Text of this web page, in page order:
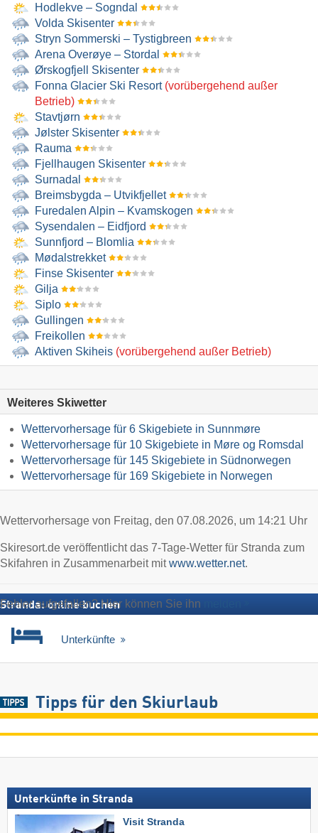
Hodlekve – Sogndal
Volda Skisenter
Stryn Sommerski – Tystigbreen
Arena Overøye – Stordal
Ørskogfjell Skisenter
Fonna Glacier Ski Resort (vorübergehend außer
Betrieb)
Stavtjørn
Jølster Skisenter
Rauma
Fjellhaugen Skisenter
Surnadal
Breimsbygda – Utvikfjellet
Furedalen Alpin – Kvamskogen
Sysendalen – Eidfjord
Sunnfjord – Blomlia
Mødalstrekket
Finse Skisenter
Gilja
Siplo
Gullingen
Freikollen
Aktiven Skiheis (vorübergehend außer Betrieb)
Weiteres Skiwetter
Wettervorhersage für 6 Skigebiete in Sunnmøre
Wettervorhersage für 10 Skigebiete in Møre og Romsdal
Wettervorhersage für 145 Skigebiete in Südnorwegen
Wettervorhersage für 169 Skigebiete in Norwegen
Wettervorhersage von Freitag, den 07.08.2026, um 14:21 Uhr
Skiresort.de veröffentlicht das 7-Tage-Wetter für Stranda zum
Skifahren in Zusammenarbeit mitwww.wetter.net.
Fehler aufgefallen? Hier können Sie ihn
Stranda: online buchen
Unterkünfte
Tipps für den Skiurlaub
Unterkünfte in Stranda
Visit Stranda